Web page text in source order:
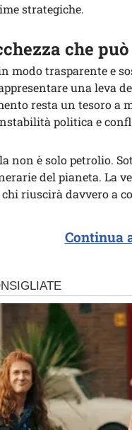
strategiche.
che
modo trasparente e
una leva
resta un tesoro a
politica e
non è solo petrolio.
del pianeta. La
chi riuscirà davvero a
Continua